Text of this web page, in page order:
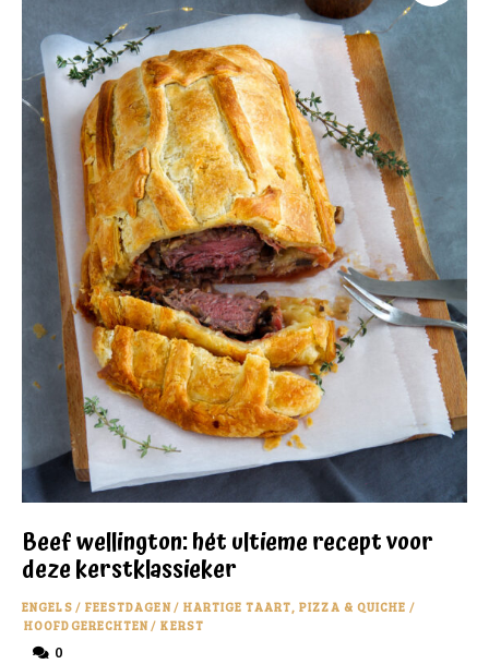
Beef wellington: hét ultieme recept voor
deze kerstklassieker
ENGELS / FEESTDAGEN/ HARTIGE TAART, PIZZA & QUICHE /
HOOFDGERECHTEN/ KERST
0